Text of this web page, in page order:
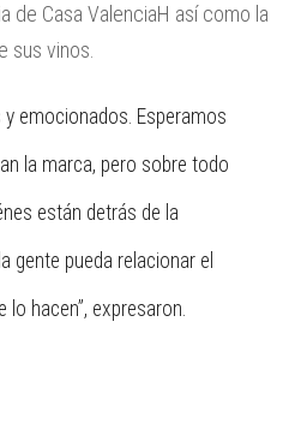
de Casa ValenciaH así como la
sus vinos.
emocionados. Esperamos
la marca, pero sobre todo
están detrás de la
gente pueda relacionar el
lo hacen”, expresaron.